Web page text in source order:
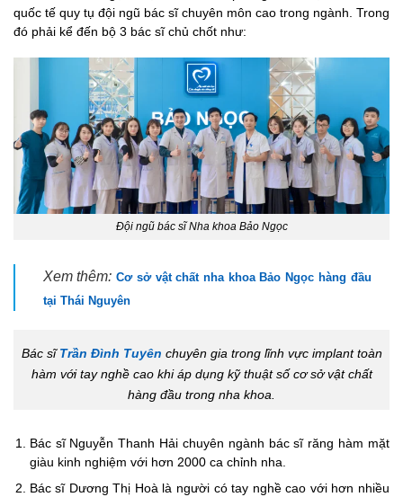
quốc tế quy tụ đội ngũ bác sĩ chuyên môn cao trong ngành. Trong
đó phải kể đến bộ 3 bác sĩ chủ chốt như:
Đội ngũ bác sĩ Nha khoa Bảo Ngọc
Xem thêm:Cơ sở vật chất nha khoa Bảo Ngọc hàng đầu
tại Thái Nguyên
Bác sĩTrần Đình Tuyên chuyên gia trong lĩnh vực implant toàn
hàm với tay nghề cao khi áp dụng kỹ thuật sốcơ sở vật chất
hàng đầu trong nha khoa.
Bác sĩ Nguyễn Thanh Hải chuyên ngành bác sĩ răng hàm mặt
giàu kinh nghiệm với hơn 2000 ca chỉnh nha.
Bác sĩ Dương Thị Hoà là người có tay nghề cao với hơn nhiều